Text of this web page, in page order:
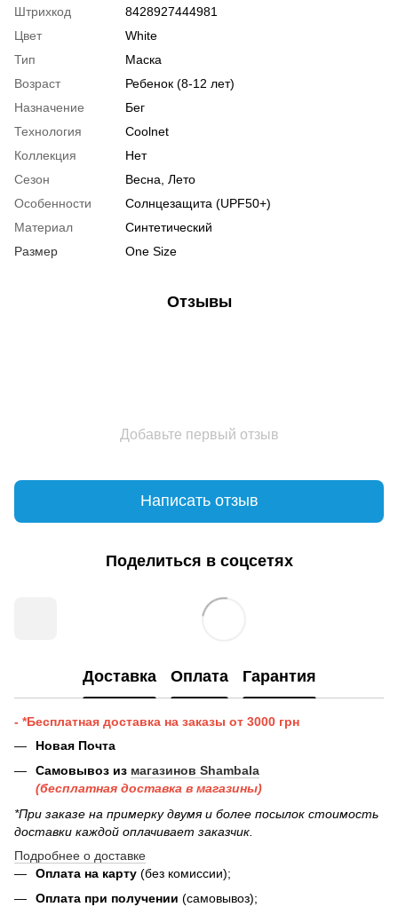
Штрихкод
8428927444981
Цвет
White
Тип
Маска
Возраст
Ребенок (8-12 лет)
Назначение
Бег
Технология
Coolnet
Коллекция
Нет
Сезон
Весна, Лето
Особенности
Солнцезащита (UPF50+)
Материал
Синтетический
Размер
One Size
Отзывы
Добавьте первый отзыв
Написать отзыв
Поделиться в соцсетях
Доставка Оплата Гарантия
- *Бесплатная доставка на заказы от 3000 грн
Новая Почта
Самовывоз из магазинов Shambala
(бесплатная доставка в магазины)
*При заказе на примерку двумя и более посылок стоимость
доставки каждой оплачивает заказчик.
Подробнее о доставке
Оплата на карту (без комиссии);
Оплата при получении (самовывоз);